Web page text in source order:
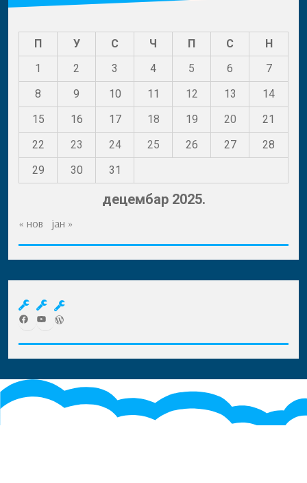
децембар 2025.
П У С Ч П С
Н
1
2 3 4 5 6
7
8
9 10 11 12 13
14
15
16 17 18 19 20
21
22
23 24 25 26 27
28
29
30 31
« нов јан »
Facebook
YouTubeWordPress